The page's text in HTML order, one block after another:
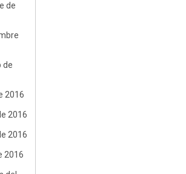
de
de
2016
2016
2016
2016